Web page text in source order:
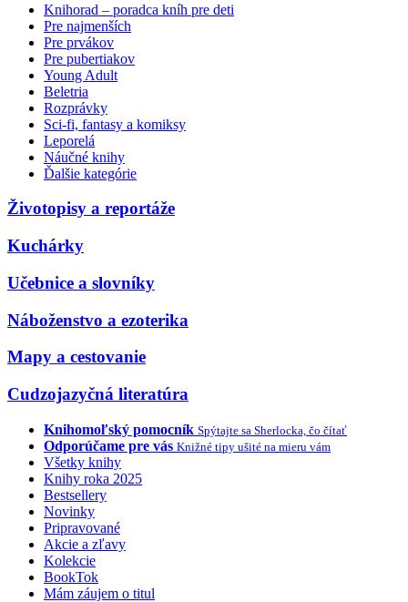
Knihorad – poradca kníh pre deti
Pre najmenších
Pre prvákov
Pre pubertiakov
Young Adult
Beletria
Rozprávky
Sci-fi, fantasy a komiksy
Leporelá
Náučné knihy
Ďalšie kategórie
Životopisy a reportáže
Kuchárky
Učebnice a slovníky
Náboženstvo a ezoterika
Mapy a cestovanie
Cudzojazyčná literatúra
Knihomoľský pomocník Spýtajte sa Sherlocka, čo čítať
Odporúčame pre vás Knižné tipy ušité na mieru vám
Všetky knihy
Knihy roka 2025
Bestsellery
Novinky
Pripravované
Akcie a zľavy
Kolekcie
BookTok
Mám záujem o titul